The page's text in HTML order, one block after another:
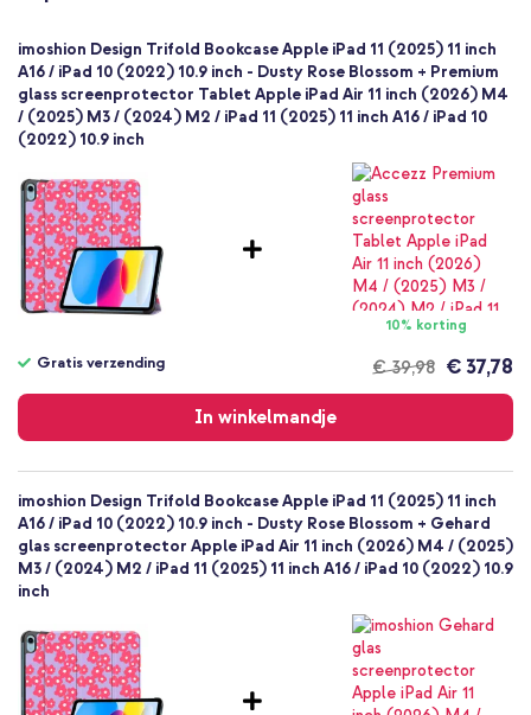
Geen
Nee
Bookcase
Volledige bescherming
imoshion Design Trifold Bookcase Apple iPad 11 (2025) 11 inch
A16 / iPad 10 (2022) 10.9 inch - Dusty Rose Blossom + Premium
glass screenprotector Tablet Apple iPad Air 11 inch (2026) M4
/ (2025) M3 / (2024) M2 / iPad 11 (2025) 11 inch A16 / iPad 10
(2022) 10.9 inch
10% korting
€ 39,98
Gratis verzending € 37,78
In winkelmandje
verzending
imoshion Design Trifold Bookcase Apple iPad 11 (2025) 11 inch
A16 / iPad 10 (2022) 10.9 inch - Dusty Rose Blossom + Gehard
glas screenprotector Apple iPad Air 11 inch (2026) M4 / (2025)
M3 / (2024) M2 / iPad 11 (2025) 11 inch A16 / iPad 10 (2022) 10.9
inch